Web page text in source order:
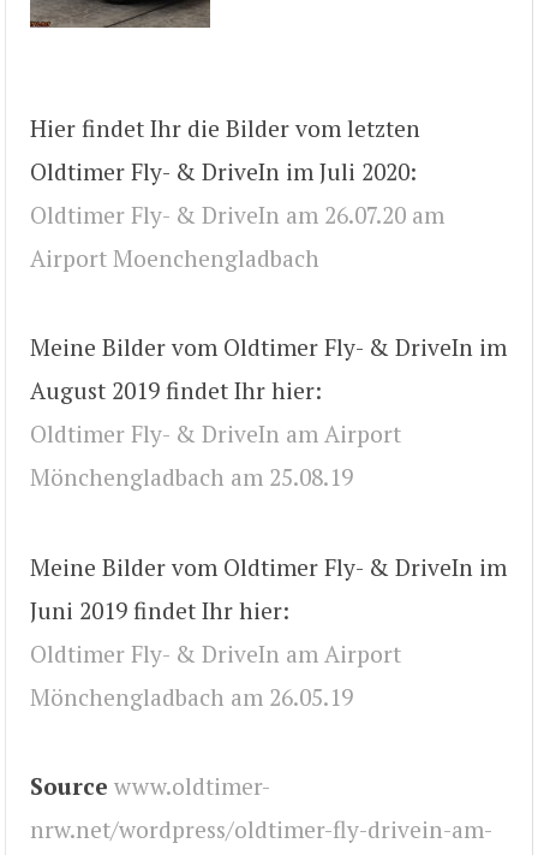
Hier findet Ihr die Bilder vom letzten
Oldtimer Fly- & DriveIn im Juli 2020:
Oldtimer Fly- & DriveIn am 26.07.20 am
Airport Moenchengladbach
Meine Bilder vom Oldtimer Fly- & DriveIn im
August 2019 findet Ihr hier:
Oldtimer Fly- & DriveIn am Airport
Mönchengladbach am 25.08.19
Meine Bilder vom Oldtimer Fly- & DriveIn im
Juni 2019 findet Ihr hier:
Oldtimer Fly- & DriveIn am Airport
Mönchengladbach am 26.05.19
Source www.oldtimer-
nrw.net/wordpress/oldtimer-fly-drivein-am-